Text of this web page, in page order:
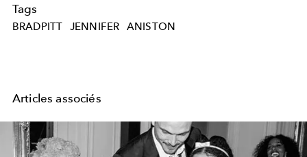
Tags
BRADPITT JENNIFER ANISTON
Articles associés